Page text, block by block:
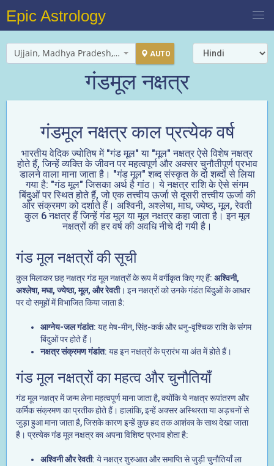
Epic Astrology
Ujjain, Madhya Pradesh, India AUTO
गंडमूल नक्षत्र
गंडमूल नक्षत्र काल प्रत्येक वर्ष
भारतीय वेदिक ज्योतिष में "गंड मूल" या "मूल" नक्षत्र ऐसे विशेष नक्षत्र
होते हैं, जिन्हें व्यक्ति के जीवन पर महत्वपूर्ण और अक्सर चुनौतीपूर्ण प्रभाव
डालने वाला माना जाता है। "गंड मूल" शब्द संस्कृत के दो शब्दों से लिया
गया है: "गंड मूल" जिसका अर्थ है गांठ। ये नक्षत्र राशि के ऐसे संगम
बिंदुओं पर स्थित होते हैं, जो एक तत्त्वीय ऊर्जा से दूसरी तत्त्वीय ऊर्जा की
ओर संक्रमण को दर्शाते हैं। अश्विनी, अश्लेषा, माघ, ज्येष्ठ, मूल, रेवती
कुल 6 नक्षत्र हैं जिन्हें गंड मूल या मूल नक्षत्र कहा जाता है। इन मूल
नक्षत्रों की हर वर्ष की अवधि नीचे दी गयी है।
गंड मूल नक्षत्रों की सूची
कुल मिलाकर छह नक्षत्र गंड मूल नक्षत्रों के रूप में वर्गीकृत किए गए हैं: अश्विनी,
अश्लेषा, मघा, ज्येष्ठा, मूल, और रेवती। इन नक्षत्रों को उनके गंडंत बिंदुओं के आधार
पर दो समूहों में विभाजित किया जाता है:
आग्नेय-जल गंडांत: यह मेष-मीन, सिंह-कर्क और धनु-वृश्चिक राशि के संगम
बिंदुओं पर होते हैं।
नक्षत्र संक्रमण गंडांत: यह इन नक्षत्रों के प्रारंभ या अंत में होते हैं।
गंड मूल नक्षत्रों का महत्व और चुनौतियाँ
गंड मूल नक्षत्र में जन्म लेना महत्वपूर्ण माना जाता है, क्योंकि ये नक्षत्र रूपांतरण और
कर्मिक संक्रमण का प्रतीक होते हैं। हालांकि, इन्हें अक्सर अस्थिरता या अड़चनों से
जुड़ा हुआ माना जाता है, जिसके कारण इन्हें कुछ हद तक आशंका के साथ देखा जाता
है। प्रत्येक गंड मूल नक्षत्र का अपना विशिष्ट प्रभाव होता है:
अश्विनी और रेवती: ये नक्षत्र शुरुआत और समाप्ति से जुड़ी चुनौतियाँ ला